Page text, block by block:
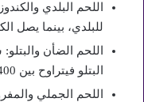
للبلدي، بينما يصل الكندوز
البتلو فيتراوح بين 400 و420 جنيهاً للكيلو.